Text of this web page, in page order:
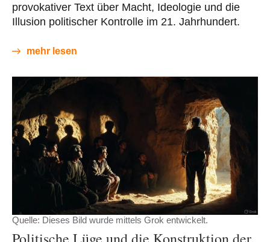
provokativer Text über Macht, Ideologie und die
Illusion politischer Kontrolle im 21. Jahrhundert.
mehr lesen
Quelle: Dieses Bild wurde mittels Grok entwickelt.